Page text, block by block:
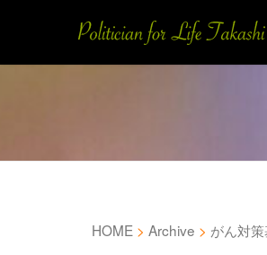
HOME > Archive > がん対